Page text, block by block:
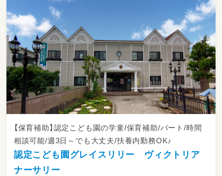
【保育補助】認定こども園の学童/保育補助/パート/時間
相談可能/週3日～でも大丈夫/扶養内勤務OK♪
認定こども園グレイスリリー ヴィクトリア
ナーサリー